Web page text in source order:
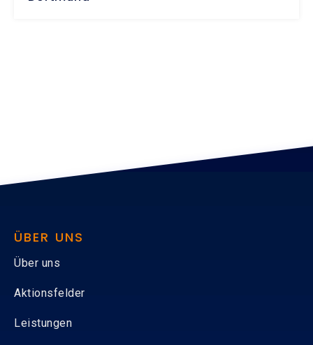
ÜBER UNS
Über uns
Aktionsfelder
Leistungen